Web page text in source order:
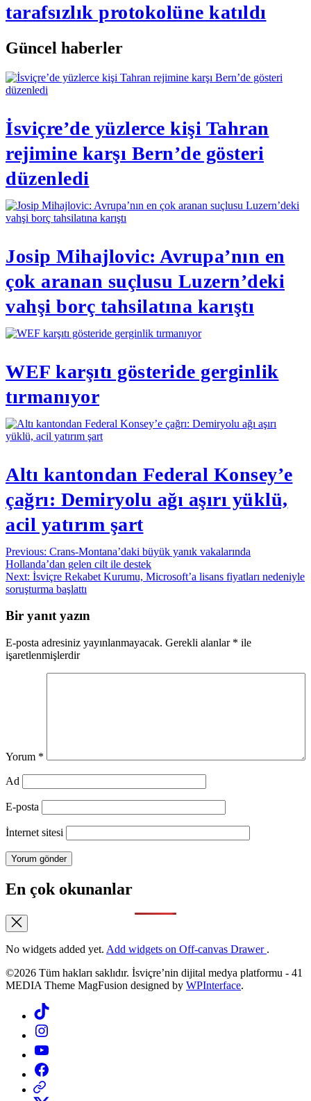
tarafsızlık protokolüne katıldı
Güncel haberler
İsviçre’de yüzlerce kişi Tahran
rejimine karşı Bern’de gösteri
düzenledi
Josip Mihajlovic: Avrupa’nın en
çok aranan suçlusu Luzern’deki
vahşi borç tahsilatına karıştı
WEF karşıtı gösteride gerginlik
tırmanıyor
Altı kantondan Federal Konsey’e
çağrı: Demiryolu ağı aşırı yüklü,
acil yatırım şart
Yazı
gezinmesi
Previous: Crans-Montana’daki büyük yanık vakalarında
Hollanda’dan gelen cilt ile destek
Next: İsviçre Rekabet Kurumu, Microsoft’a lisans fiyatları nedeniyle
soruşturma başlattı
Bir yanıt yazın
E-posta adresiniz yayınlanmayacak. Gerekli alanlar * ile
işaretlenmişlerdir
Yorum *
Ad
E-posta
İnternet sitesi
En çok okunanlar
No widgets added yet. Add widgets on Off-canvas Drawer .
©2026 Tüm hakları saklıdır. İsviçre’nin dijital medya platformu - 41
MEDIA Theme MagFusion designed by WPInterface.
Tiktok
Instagram
YouTube
Facebook
Threads